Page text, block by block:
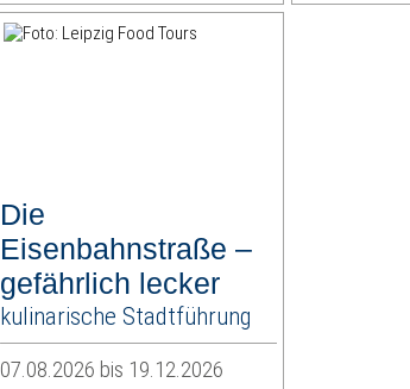
Die
Eisenbahnstraße –
gefährlich lecker
kulinarische Stadtführung
07.08.2026 bis 19.12.2026